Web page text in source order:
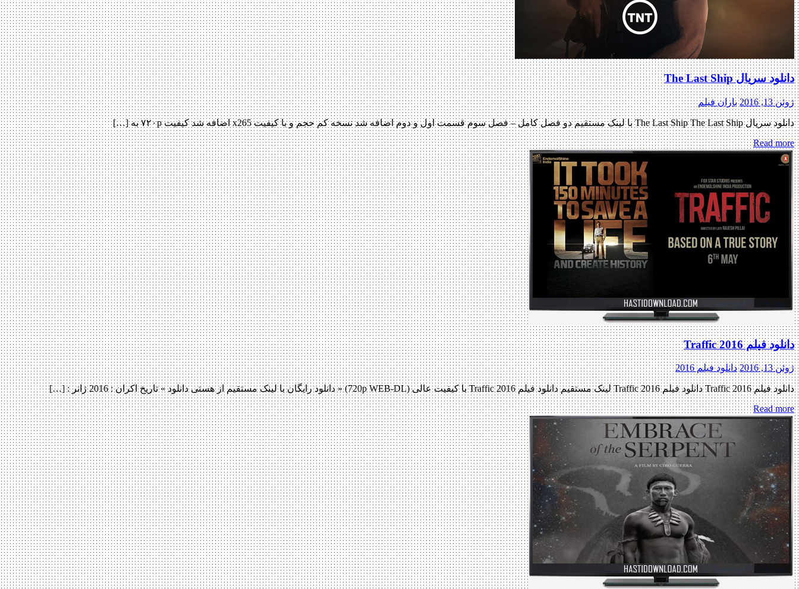
دانلود سریال The Last Ship
ژوئن 13, 2016 باران فیلم
دانلود سریال The Last Ship The Last Ship با لینک مستقیم دو فصل کامل – فصل سوم قسمت اول و دوم اضافه شد نسخه کم حجم و با کیفیت x265 اضافه شد کیفیت ۷۲۰p به […]
Read more
دانلود فیلم Traffic 2016
ژوئن 13, 2016 دانلود فیلم 2016
دانلود فیلم Traffic 2016 دانلود فیلم Traffic 2016 لینک مستقیم دانلود فیلم Traffic 2016 با کیفیت عالی (720p WEB-DL) « دانلود رایگان با لینک مستقیم از هستی دانلود » تاریخ اکران : 2016 ژانر : […]
Read more